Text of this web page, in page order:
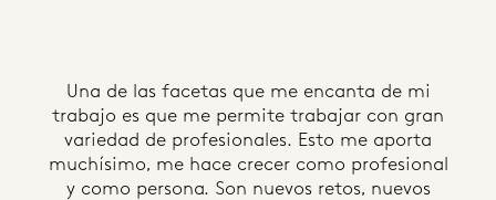
Una de las facetas que me encanta de mi
trabajo es que me permite trabajar con gran
variedad de profesionales. Esto me aporta
muchísimo, me hace crecer como profesional
y como persona. Son nuevos retos, nuevos